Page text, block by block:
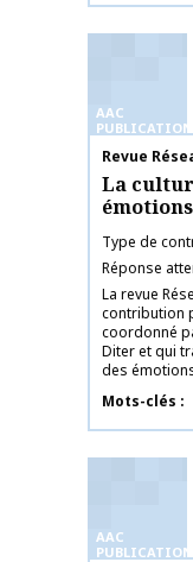
AAC
PUBLICATIONS
Nom de la
Revue
La
émotions
Type de
Réponse
La revue
contribution
coordonné
Diter et qui
des
Mots-clés
AAC
PUBLICATIONS